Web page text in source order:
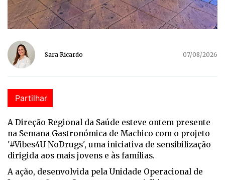
Sara Ricardo 07/08/2026
Partilhar
A Direção Regional da Saúde esteve ontem presente
na Semana Gastronómica de Machico com o projeto
'#Vibes4U NoDrugs', uma iniciativa de sensibilização
dirigida aos mais jovens e às famílias.
A ação, desenvolvida pela Unidade Operacional de